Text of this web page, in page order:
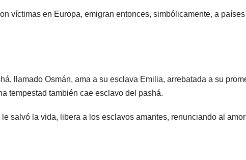
víctimas en Europa, emigran entonces, simbólicamente, a países
llamado Osmán, ama a su esclava Emilia, arrebatada a su
tempestad también cae esclavo del pashá.
salvó la vida, libera a los esclavos amantes, renunciando al